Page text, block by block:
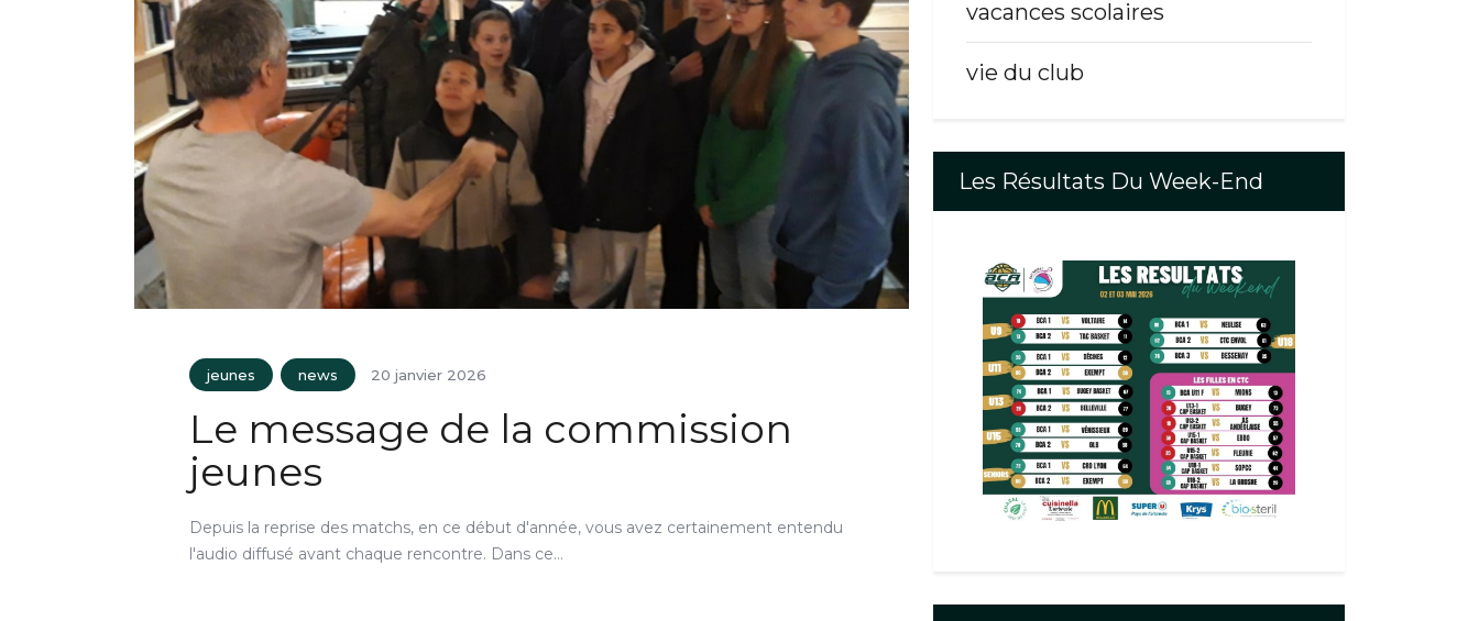
jeunes news 20 janvier 2026
Le message de la commission
jeunes
Depuis la reprise des matchs, en ce début d'année, vous avez certainement entendu
l'audio diffusé avant chaque rencontre. Dans ce…
vacances scolaires
vie du club
Les Résultats Du Week-End